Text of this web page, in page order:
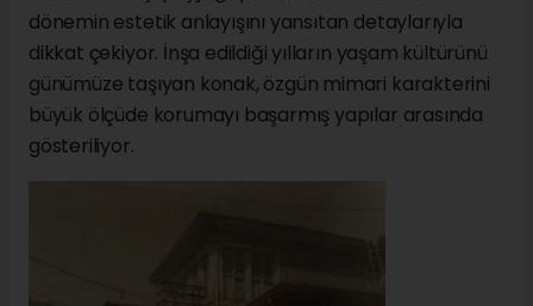
dönemin estetik anlayışını yansıtan detaylarıyla
dikkat çekiyor. İnşa edildiği yılların yaşam kültürünü
günümüze taşıyan konak, özgün mimari karakterini
büyük ölçüde korumayı başarmış yapılar arasında
gösteriliyor.